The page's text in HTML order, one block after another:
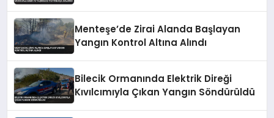
Menteşe’de Zirai Alanda Başlayan
Yangın Kontrol Altına Alındı
Bilecik Ormanında Elektrik Direği
Kıvılcımıyla Çıkan Yangın Söndürüldü